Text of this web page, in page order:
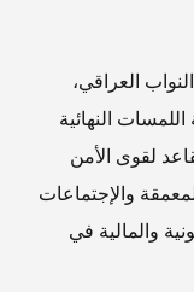
العراقي،
النهائية
لقوى الأمن
والإجتماعات
والمالية في